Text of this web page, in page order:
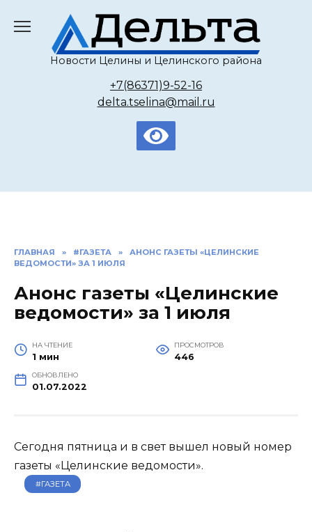
содержанию
Новости Целины и Целинского района
+7(86371)9-52-16
delta.tselina@mail.ru
ГЛАВНАЯ » #ГАЗЕТА »
АНОНС ГАЗЕТЫ «ЦЕЛИНСКИЕ
ВЕДОМОСТИ» ЗА 1 ИЮЛЯ
Анонс газеты «Целинские
ведомости» за 1 июля
НА ЧТЕНИЕ
1 мин
ПРОСМОТРОВ
446
ОБНОВЛЕНО
01.07.2022
Сегодня пятница и в свет вышел новый номер
газеты «Целинские ведомости».
#ГАЗЕТА